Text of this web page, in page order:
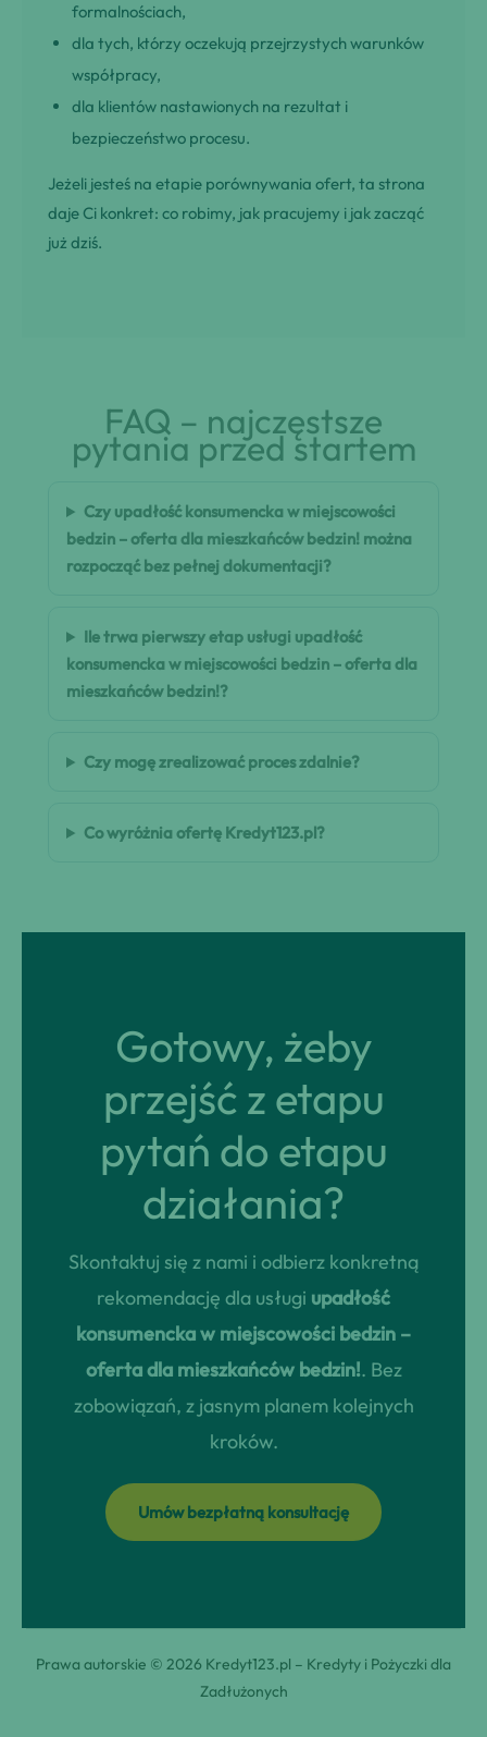
formalnościach,
dla tych, którzy oczekują przejrzystych warunków
współpracy,
dla klientów nastawionych na rezultat i
bezpieczeństwo procesu.
Jeżeli jesteś na etapie porównywania ofert, ta strona
daje Ci konkret: co robimy, jak pracujemy i jak zacząć
już dziś.
FAQ – najczęstsze
pytania przed startem
Czy upadłość konsumencka w miejscowości
bedzin – oferta dla mieszkańców bedzin! można
rozpocząć bez pełnej dokumentacji?
Ile trwa pierwszy etap usługi upadłość
konsumencka w miejscowości bedzin – oferta dla
mieszkańców bedzin!?
Czy mogę zrealizować proces zdalnie?
Co wyróżnia ofertę Kredyt123.pl?
Gotowy, żeby
przejść z etapu
pytań do etapu
działania?
Skontaktuj się z nami i odbierz konkretną
rekomendację dla usługi upadłość
konsumencka w miejscowości bedzin –
oferta dla mieszkańców bedzin!. Bez
zobowiązań, z jasnym planem kolejnych
kroków.
Umów bezpłatną konsultację
Prawa autorskie © 2026 Kredyt123.pl – Kredyty i Pożyczki dla
Zadłużonych